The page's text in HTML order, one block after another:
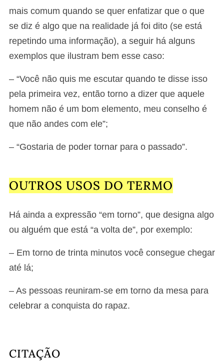
mais comum quando se quer enfatizar que o que
se diz é algo que na realidade já foi dito (se está
repetindo uma informação), a seguir há alguns
exemplos que ilustram bem esse caso:
– “Você não quis me escutar quando te disse isso
pela primeira vez, então torno a dizer que aquele
homem não é um bom elemento, meu conselho é
que não andes com ele”;
– “Gostaria de poder tornar para o passado”.
OUTROS USOS DO TERMO
Há ainda a expressão “em torno”, que designa algo
ou alguém que está “a volta de”, por exemplo:
– Em torno de trinta minutos você consegue chegar
até lá;
– As pessoas reuniram-se em torno da mesa para
celebrar a conquista do rapaz.
CITAÇÃO